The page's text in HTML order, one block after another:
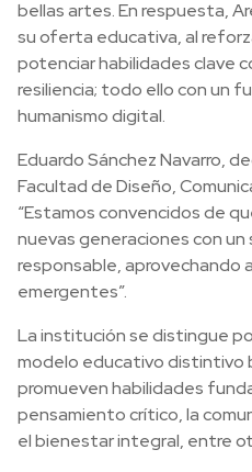
bellas artes. En respuesta,
su oferta educativa, al
potenciar habilidades clave
resiliencia; todo ello con un
humanismo digital.
Eduardo Sánchez Navarro,
Facultad de Diseño,
“Estamos convencidos de
nuevas generaciones con
responsable, aprovechando
emergentes”.
La institución se distingue
modelo educativo distintivo
promueven habilidades
pensamiento crítico, la
el bienestar integral, entre